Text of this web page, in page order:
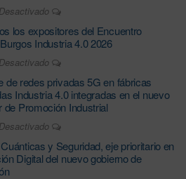
Desactivado
los expositores del Encuentro
Industria 4.0 2026
Desactivado
de redes privadas 5G en fábricas
Industria 4.0 integradas en el nuevo
de Promoción Industrial
Desactivado
y Seguridad, eje prioritario en
Digital del nuevo gobierno de